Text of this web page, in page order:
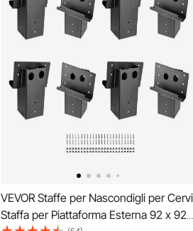
VEVOR Staffe per Nascondigli per
Staffa per Piattaforma Esterna 92 x 92